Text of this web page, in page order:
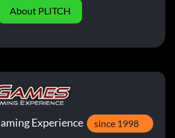
About PLITCH
Experience since 1998